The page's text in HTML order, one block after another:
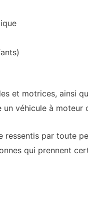
et motrices, ainsi
un véhicule à
ressentis par toute
qui prennent